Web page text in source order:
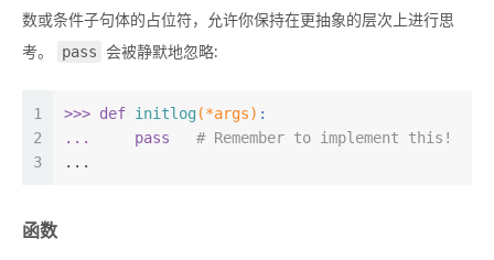
数或条件子句体的占位符，允许你保持在更抽象的层次上进行思
考。 pass 会被静默地忽略:
1
2
3
>>> def initlog(*args) :
...
pass
# Remember to implement this!
...
函数